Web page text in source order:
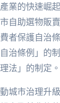
業的快速崛
自助選物販
者保護自治
治條例」的
法」的制定。
城市治理升